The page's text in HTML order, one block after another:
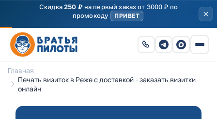
Скидка250 ₽на первый заказ от 3000 ₽ по
промокоду
ПРИВЕТ
Главная
Печать визиток в Реже с доставкой - заказать визитки
онлайн